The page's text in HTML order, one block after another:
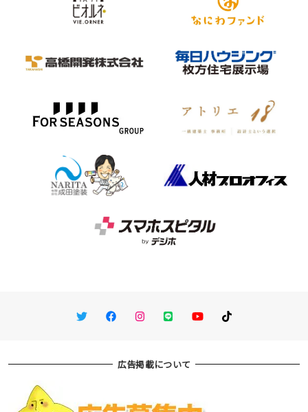
TwitterFacebookInstagram
LINE You TubeTikTok
広告掲載について